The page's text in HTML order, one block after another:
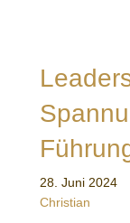
28. Juni 2024
Christian